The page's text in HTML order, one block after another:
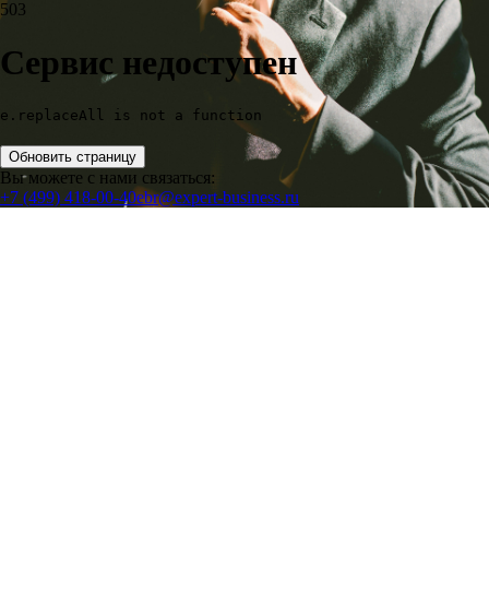
503
Сервис недоступен
e.replaceAll is not a function
Обновить страницу
Вы можете с нами связаться:
+7 (499) 418-00-40ebr@expert-business.ru